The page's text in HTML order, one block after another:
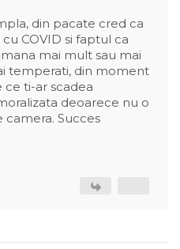
din pacate cred ca
COVID si faptul ca
mai mult sau mai
temperati, din moment
ce ti-ar scadea
deoarece nu o
camera. Succes